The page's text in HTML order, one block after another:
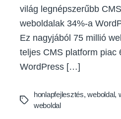
világ legnépszerűbb
weboldalak 34%-a
Ez nagyjából 75 millió
teljes CMS platform piac
WordPress […]
Tags
honlapfejlesztés,weboldal,
weboldal